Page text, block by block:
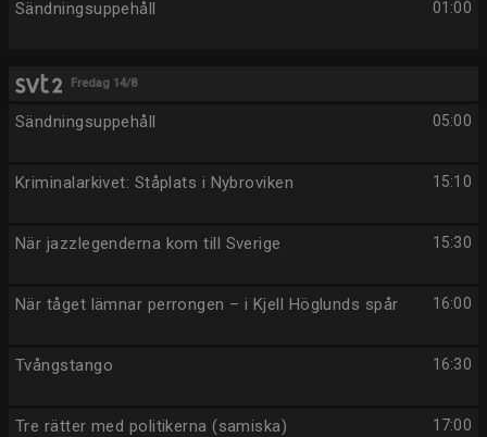
01:00
Sändningsuppehåll
Fredag 14/8
05:00
Sändningsuppehåll
15:10
Kriminalarkivet: Ståplats i Nybroviken
15:30
När jazzlegenderna kom till Sverige
16:00
När tåget lämnar perrongen – i Kjell Höglunds spår
16:30
Tvångstango
17:00
Tre rätter med politikerna (samiska)